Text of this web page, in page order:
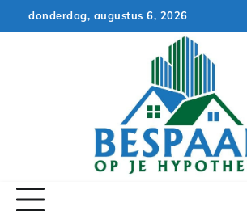
to
donderdag, augustus 6, 2026